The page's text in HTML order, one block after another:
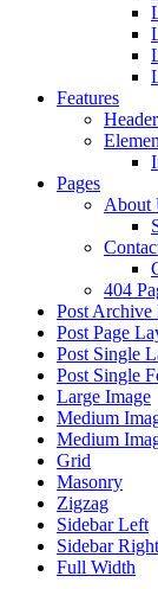
Features
Pages
About
404
Post Archive
Post Page
Post Single
Post Single
Large Image
Medium
Medium
Grid
Masonry
Zigzag
Sidebar Left
Sidebar Right
Full Width